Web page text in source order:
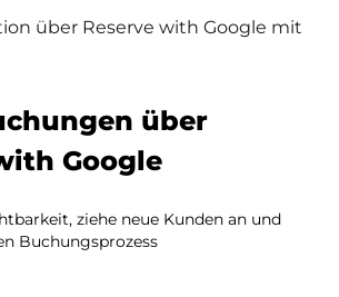
über
Google
ziehe neue Kunden an und
Buchungsprozess